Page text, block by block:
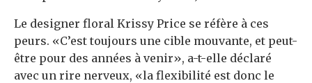
Le designer floral Krissy Price se réfère à ces
peurs. «C’est toujours une cible mouvante, et peut-
être pour des années à venir», a-t-elle déclaré
avec un rire nerveux, «la flexibilité est donc le